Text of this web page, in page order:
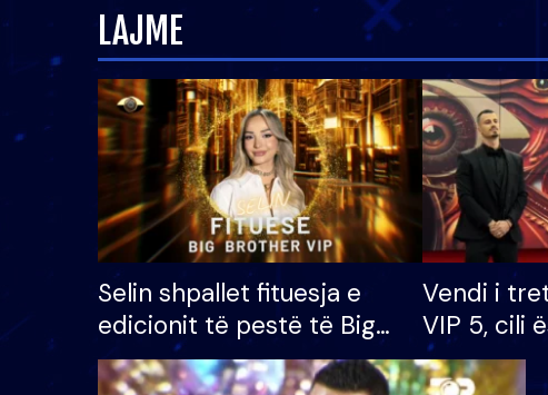
LAJME
Selin shpallet fituesja e
edicionit të pestë të Big
Brother VIP, rrëmben
Vendi i
VIP 5, cili
radhës që